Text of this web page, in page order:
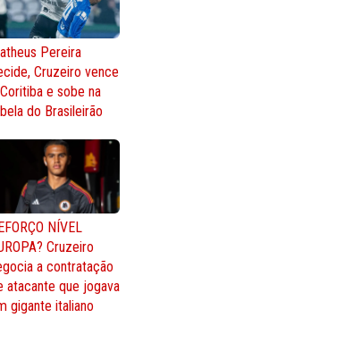
Pereira
Cruzeiro vence
e sobe na
do Brasileirão
NÍVEL
Cruzeiro
a contratação
atacante que jogava
gigante italiano